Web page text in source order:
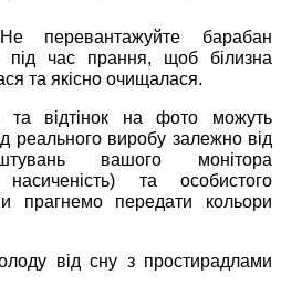
перевантажуйте барабан
під час прання, щоб білизна
та якісно очищалася.
та відтінок на фото можуть
реального виробу залежно від
вашого монітора
насиченість) та особистого
прагнемо передати кольори
від сну з простирадлами